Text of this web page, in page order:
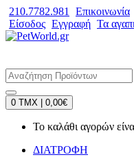
210.7782.981
Επικοινωνία
Είσοδος Εγγραφή Τα
0 TMX | 0,00€
Το καλάθι αγορών
ΔΙΑΤΡΟΦΗ